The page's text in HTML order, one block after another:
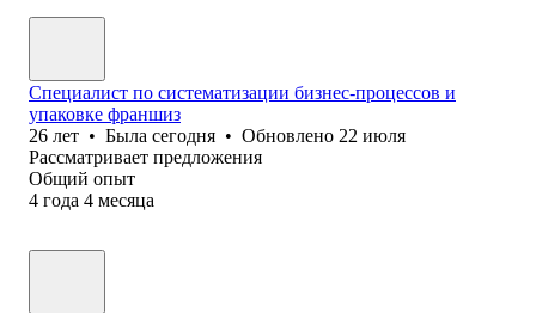
Специалист по систематизации бизнес-процессов и
упаковке франшиз
26 лет • Была сегодня • Обновлено 22 июля
Рассматривает предложения
Общий опыт
4 года 4 месяца